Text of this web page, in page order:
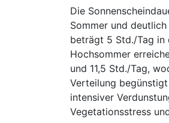
Die
Sommer und
beträgt 5 Std./Tag in
Hochsommer
und 11,5 Std./Tag,
Verteilung
intensiver
Vegetationsstress